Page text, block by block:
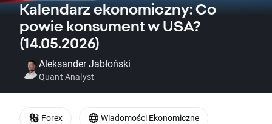
Kalendarz ekonomiczny: Co
powie konsument w USA?
(14.05.2026)
Aleksander Jabłoński
Quant Analyst
Forex Wiadomości Ekonomiczne